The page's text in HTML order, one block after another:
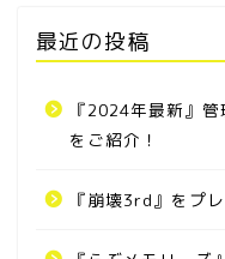
最近の投稿
『2024年最新』
をご紹介！
『崩壊3rd』をプ